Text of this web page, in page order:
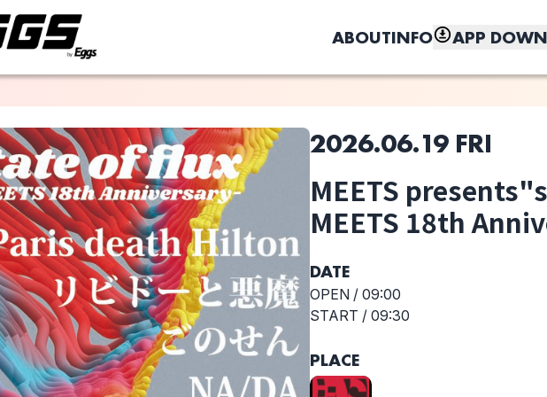
ABOUTINFO APP
ブ体験をもっと楽しく、もっと便利に。
Paris death
Hilton
リビドーと悪魔 ごのせん NA
tetote MEETS
presents"state
of flux -MEETS
選択しない
2026.06.19 FRI
MEETS
MEETS 18th
DATE
OPEN / 09:00
START / 09:30
PLACE
このライブの取り置きは終了しました